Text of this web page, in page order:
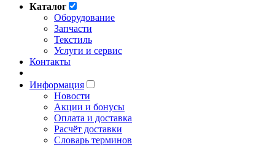
Каталог
Оборудование
Запчасти
Текстиль
Услуги и сервис
Контакты
Информация
Новости
Акции и бонусы
Оплата и доставка
Расчёт доставки
Словарь терминов